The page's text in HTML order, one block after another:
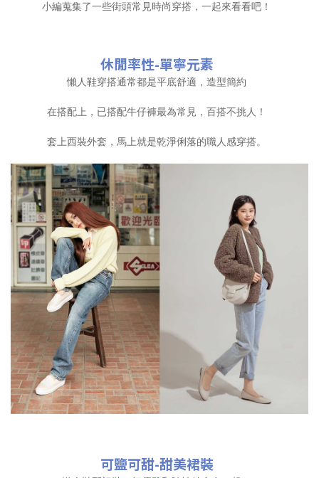
小編蒐集了一些街頭常見時尚穿搭，一起來看看吧！
休閒率性-單寧元素
懶人鞋穿搭通常都是平底舒適，造型簡約
在搭配上，已搭配牛仔褲最為常見，百搭不挑人！
套上西裝外套，馬上就是乾淨俐落的職人感穿搭。
可鹽可甜-甜美裙裝